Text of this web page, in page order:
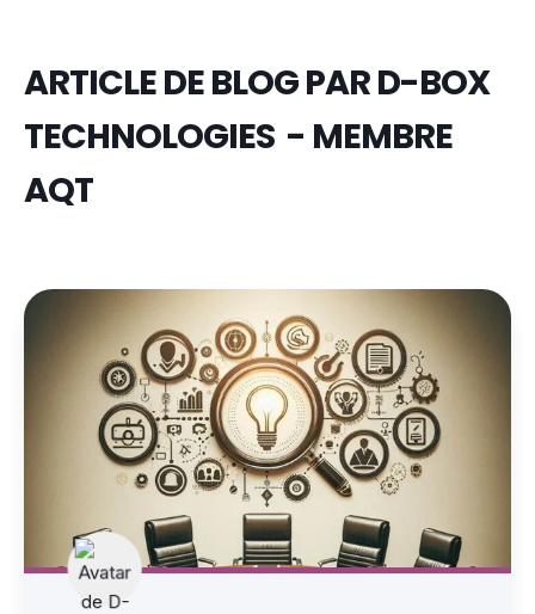
ARTICLE DE BLOG PARD-BOX
TECHNOLOGIES - MEMBRE
AQT